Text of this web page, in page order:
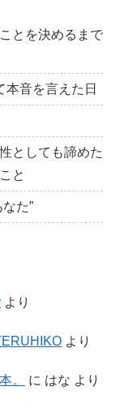
とを決めるまで
音を言えた日
としても諦めた
と
た”
より
より
。 に はな より